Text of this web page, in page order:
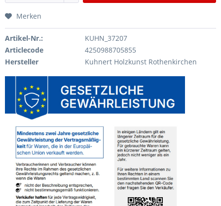
Merken
Artikel-Nr.:
KUHN_37207
Articlecode
4250988705855
Hersteller
Kuhnert Holzkunst Rothenkirchen